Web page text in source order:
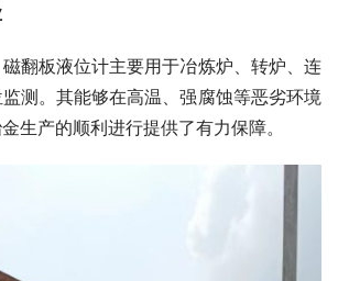
板液位计主要用于冶炼炉、转炉、连
测。其能够在高温、强腐蚀等恶劣环境
生产的顺利进行提供了有力保障。